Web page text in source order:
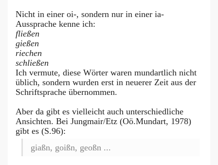
Nicht in einer oi-, sondern nur in einer ia-
Aussprache kenne ich:
fließen
gießen
riechen
schließen
Ich vermute, diese Wörter waren mundartlich nicht
üblich, sondern wurden erst in neuerer Zeit aus der
Schriftsprache übernommen.
Aber da gibt es vielleicht auch unterschiedliche
Ansichten. Bei Jungmair/Etz (Oö.Mundart, 1978)
gibt es (S.96):
giaßn, goißn, geoßn ...